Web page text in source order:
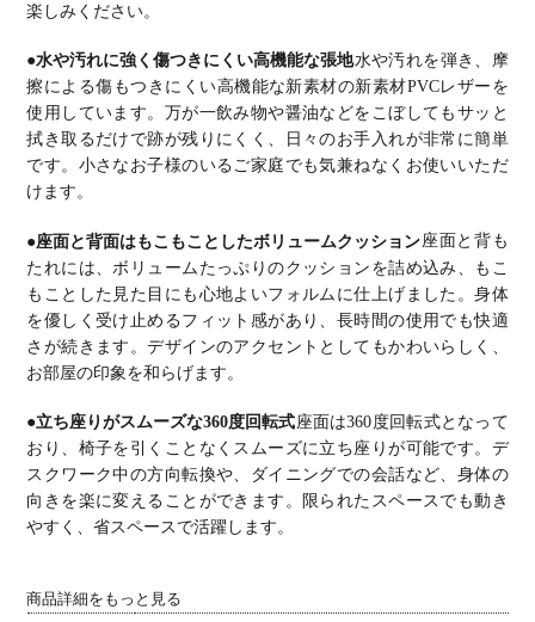
楽しみください。
●水や汚れに強く傷つきにくい高機能な張地水や汚れを弾き、摩
擦による傷もつきにくい高機能な新素材の新素材PVCレザーを
使用しています。 万が一飲み物や醤油などをこぼしてもサッと
拭き取るだけで跡が残りにくく、日々のお手入れが非常に簡単
です。 小さなお子様のいるご家庭でも気兼ねなくお使いいただ
けます。
●座面と背面はもこもことしたボリュームクッション座面と背も
たれには、ボリュームたっぷりのクッションを詰め込み、もこ
もことした見た目にも心地よいフォルムに仕上げました。身体
を優しく受け止めるフィット感があり、長時間の使用でも快適
さが続きます。デザインのアクセントとしてもかわいらしく、
お部屋の印象を和らげます。
●立ち座りがスムーズな360度回転式座面は360度回転式となって
おり、椅子を引くことなくスムーズに立ち座りが可能です。 デ
スクワーク中の方向転換や、ダイニングでの会話など、身体の
向きを楽に変えることができます。
限られたスペースでも動き
やすく、省スペースで活躍します。
商品詳細をもっと見る